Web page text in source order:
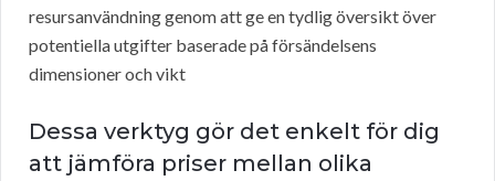
resursanvändning genom att ge en tydlig översikt över
potentiella utgifter baserade på försändelsens
dimensioner och vikt
Dessa verktyg gör det enkelt för dig
att jämföra priser mellan olika